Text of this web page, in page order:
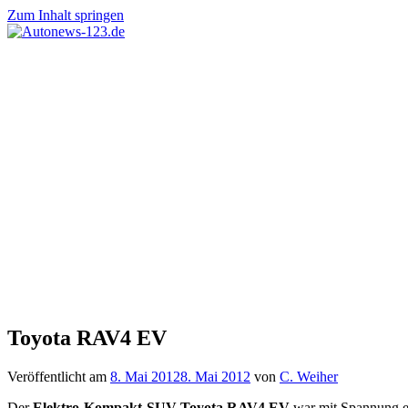
Zum Inhalt springen
Toyota RAV4 EV
Veröffentlicht am 8. Mai 20128. Mai 2012 von C. Weiher